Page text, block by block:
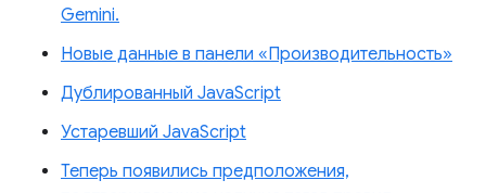
Gemini.
Новые данные в панели «Производительность»
Дублированный JavaScript
Устаревший JavaScript
Теперь появились предположения,